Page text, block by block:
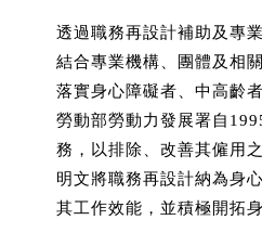
透過職務再設計補助及專
結合專業機構、團體及相
落實身心障礙者、中高齡
勞動部勞動力發展署自
務，以排除、改善其僱用
明文將職務再設計納為身
其工作效能，並積極開拓